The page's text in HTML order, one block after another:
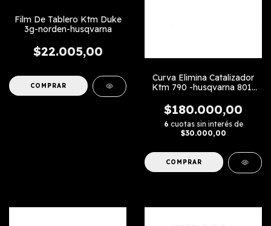
Film De Tablero Ktm Duke
3g-norden-husqvarna
$22.005,00
Curva Elimina Catalizador
Ktm 790 -husqvarna 801-
$180.000,00
6 cuotas sin interés de
$30.000,00